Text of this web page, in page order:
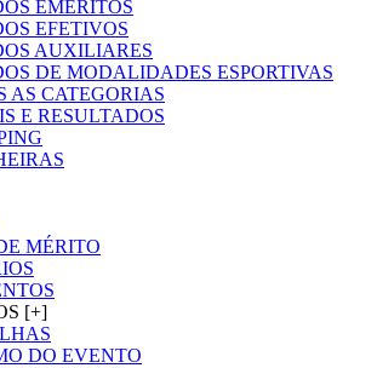
EMÉRITOS
EFETIVOS
AUXILIARES
DE MODALIDADES ESPORTIVAS
AS CATEGORIAS
E RESULTADOS
MÉRITO
[+]
DO EVENTO